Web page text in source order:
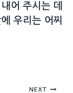
어 주시는 데
우리는 어찌
NEXT